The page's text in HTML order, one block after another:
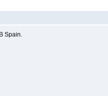
Spain.